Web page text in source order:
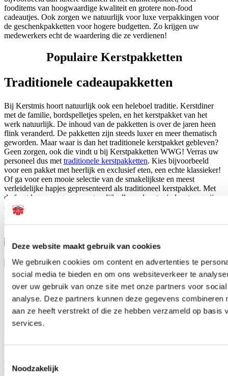
Deze website maakt gebruik van cookies
We gebruiken cookies om content en advertenties te
social media te bieden en om ons websiteverkeer te
over uw gebruik van onze site met onze partners voor
analyse. Deze partners kunnen deze gegevens combineren
aan ze heeft verstrekt of die ze hebben verzameld op basis
services.
Noodzakelijk
fooditems van hoogwaardige kwaliteit en grotere non-food
cadeautjes. Ook zorgen we natuurlijk voor luxe verpakkingen voor
de geschenkpakketten voor hogere budgetten. Zo krijgen uw
medewerkers echt de waardering die ze verdienen!
Populaire Kerstpakketten
Traditionele cadeaupakketten
Bij Kerstmis hoort natuurlijk ook een heleboel traditie. Kerstdiner
met de familie, bordspelletjes spelen, en het kerstpakket van het
werk natuurlijk. De inhoud van de pakketten is over de jaren heen
flink veranderd. De pakketten zijn steeds luxer en meer thematisch
geworden. Maar waar is dan het traditionele kerstpakket gebleven?
Geen zorgen, ook die vindt u bij Kerstpakketten WWG! Verras uw
personeel dus met traditionele kerstpakketten. Kies bijvoorbeeld
voor een pakket met heerlijk en exclusief eten, een echte klassieker!
Of ga voor een mooie selectie van de smakelijkste en meest
verleidelijke hapjes gepresenteerd als traditioneel kerstpakket. Met
de feestdagen mogen we natuurlijk allemaal wat minder streng zijn
als het gaat om de calorieën! Met een traditioneel cadeaupakket
geeft u uw werknemers aan het einde van het jaar een echt originele
traktatie!
Traditionele kerstpakketten
Originele volumineuze pakketten
Kerstpakketten voor ieder budget
Zelf pakket samenstellen is mogelijk
15 jaar ervaring als pakketsamensteller
De beste service en maatwerk bij